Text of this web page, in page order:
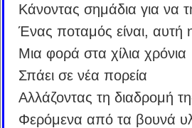
Κάνοντας σημάδια για να
Ένας ποταμός είναι, αυτή
Μια φορά στα χίλια χρόνια
Σπάει σε νέα πορεία
Αλλάζοντας τη διαδρομή
Φερόμενα από τα βουνά